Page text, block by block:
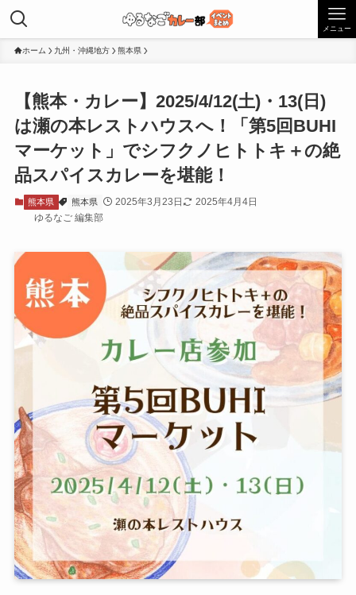
メニュー
ホーム 九州・沖縄地方 熊本県
【熊本・カレー】2025/4/12(土)・13(日)
は瀬の本レストハウスへ！「第5回BUHI
マーケット」でシフクノヒトトキ＋の絶
品スパイスカレーを堪能！
熊本県 熊本県 2025年3月23日
2025年4月4日
ゆるなご 編集部